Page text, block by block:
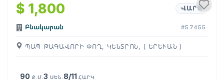
$ 1,800 ՎԱՐՁ
Բնակարան #57455
ՊԱՊ ԹԱԳԱՎՈՐԻ ՓՈՂ, ԿԵՆՏՐՈՆ, ( ԵՐԵՒԱՆ )
90 Ք.Մ.3 ՍԵՆ. 8/11ՀԱՐԿ